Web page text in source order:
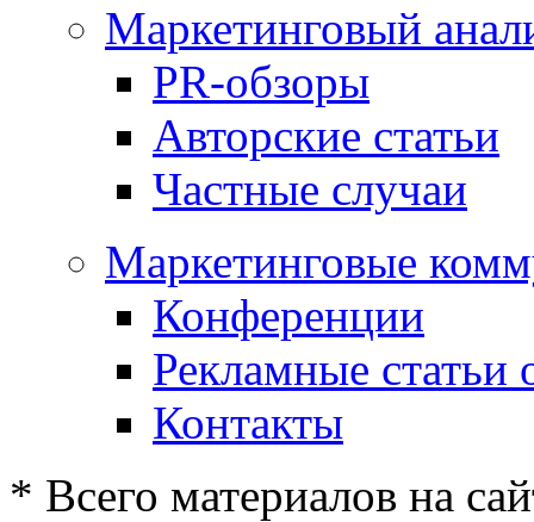
Маркетинговый
PR-обзоры
Авторские статьи
Частные случаи
Маркетинговые
Конференции
Рекламные статьи
Контакты
* Всего материалов на